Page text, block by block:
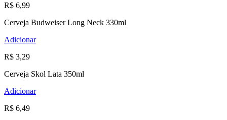
R$ 6,99
Cerveja Budweiser Long Neck 330ml
Adicionar
R$ 3,29
Cerveja Skol Lata 350ml
Adicionar
R$ 6,49